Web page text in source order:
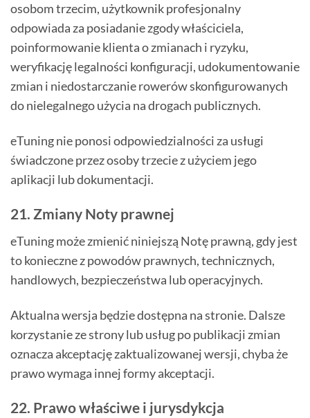
osobom trzecim, użytkownik profesjonalny
odpowiada za posiadanie zgody właściciela,
poinformowanie klienta o zmianach i ryzyku,
weryfikację legalności konfiguracji, udokumentowanie
zmian i niedostarczanie rowerów skonfigurowanych
do nielegalnego użycia na drogach publicznych.
eTuning nie ponosi odpowiedzialności za usługi
świadczone przez osoby trzecie z użyciem jego
aplikacji lub dokumentacji.
21. Zmiany Noty prawnej
eTuning może zmienić niniejszą Notę prawną, gdy jest
to konieczne z powodów prawnych, technicznych,
handlowych, bezpieczeństwa lub operacyjnych.
Aktualna wersja będzie dostępna na stronie. Dalsze
korzystanie ze strony lub usług po publikacji zmian
oznacza akceptację zaktualizowanej wersji, chyba że
prawo wymaga innej formy akceptacji.
22. Prawo właściwe i jurysdykcja